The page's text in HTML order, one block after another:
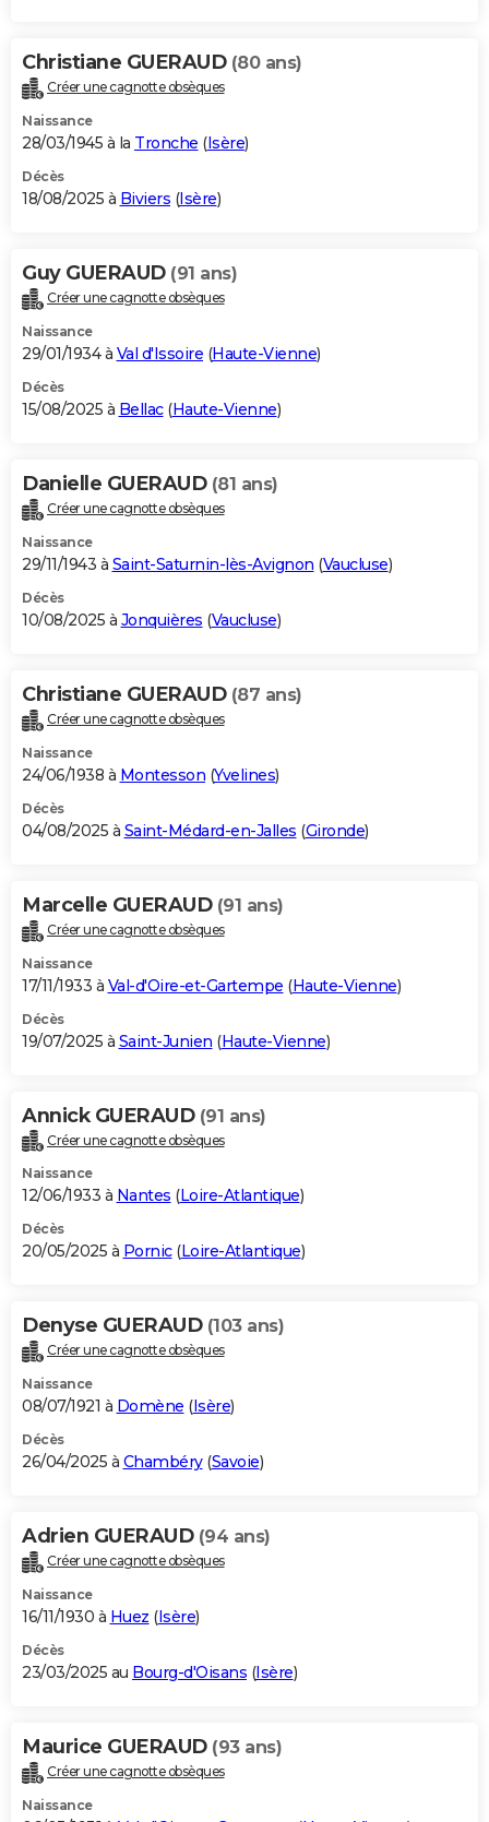
Christiane GUERAUD (80 ans)
Créer une cagnotte obsèques
Naissance
28/03/1945 à la Tronche (Isère)
Décès
18/08/2025 à Biviers (Isère)
Guy GUERAUD (91 ans)
Créer une cagnotte obsèques
Naissance
29/01/1934 à Val d'Issoire (Haute-Vienne)
Décès
15/08/2025 à Bellac(Haute-Vienne)
Danielle GUERAUD (81 ans)
Créer une cagnotte obsèques
Naissance
29/11/1943 à Saint-Saturnin-lès-Avignon (Vaucluse)
Décès
10/08/2025 à Jonquières (Vaucluse)
Christiane GUERAUD (87 ans)
Créer une cagnotte obsèques
Naissance
24/06/1938 à Montesson (Yvelines)
Décès
04/08/2025 à Saint-Médard-en-Jalles (Gironde)
Marcelle GUERAUD (91 ans)
Créer une cagnotte obsèques
Naissance
17/11/1933 à Val-d'Oire-et-Gartempe (Haute-Vienne)
Décès
19/07/2025 à Saint-Junien (Haute-Vienne)
Annick GUERAUD (91 ans)
Créer une cagnotte obsèques
Naissance
12/06/1933 à Nantes (Loire-Atlantique)
Décès
20/05/2025 à Pornic(Loire-Atlantique)
Denyse GUERAUD (103 ans)
Créer une cagnotte obsèques
Naissance
08/07/1921 à Domène (Isère)
Décès
26/04/2025 à Chambéry(Savoie)
Adrien GUERAUD (94 ans)
Créer une cagnotte obsèques
Naissance
16/11/1930 à Huez (Isère)
Décès
23/03/2025 au Bourg-d'Oisans (Isère)
Maurice GUERAUD (93 ans)
Créer une cagnotte obsèques
Naissance